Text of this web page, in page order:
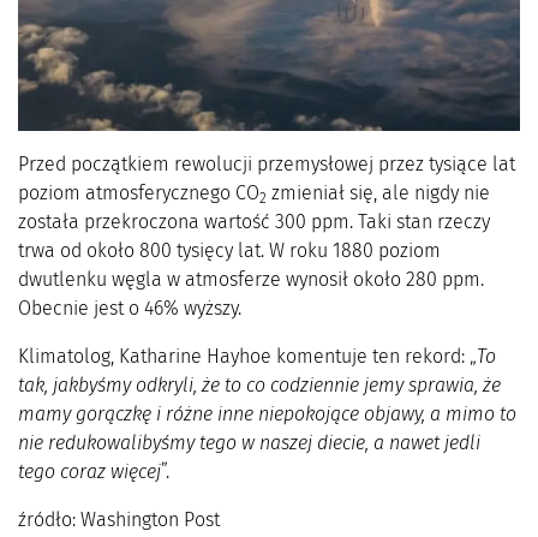
Przed początkiem rewolucji przemysłowej przez tysiące lat
poziom atmosferycznego CO2 zmieniał się, ale nigdy nie
została przekroczona wartość 300 ppm. Taki stan rzeczy
trwa od około 800 tysięcy lat. W roku 1880 poziom
dwutlenku węgla w atmosferze wynosił około 280 ppm.
Obecnie jest o 46% wyższy.
Klimatolog, Katharine Hayhoe komentuje ten rekord: „To
tak, jakbyśmy odkryli, że to co codziennie jemy sprawia, że
mamy gorączkę i różne inne niepokojące objawy, a mimo to
nie redukowalibyśmy tego w naszej diecie, a nawet jedli
tego coraz więcej”.
źródło: Washington Post